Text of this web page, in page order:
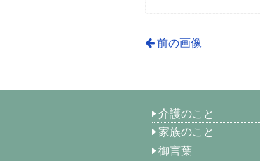
前の画像
介護のこと
家族のこと
御言葉